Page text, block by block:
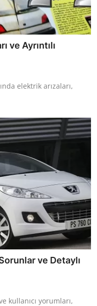
ve Ayrıntılı
elektrik arızaları,
ve Detaylı
kullanıcı yorumları,